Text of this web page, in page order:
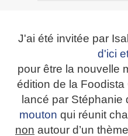
J'ai été invitée par
d'ici
pour être la nouvelle
édition de la
lancé par Stéphanie
mouton qui réunit
non autour d’un